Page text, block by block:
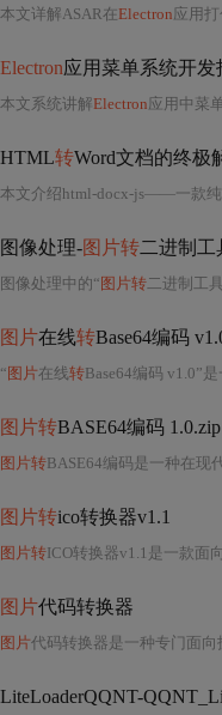
本文详解ASAR在Electron应用
Electron应用菜单系统开
本文系统讲解Electron应用中菜
HTML转Word文档的终极
图像处理-图片转二进制工
图像处理中的“ 图片转二进制工
图片在线转Base64编码
“ 图片在线转Base64编码 v1.0”
图片转BASE64编码 1.0.zip
图片转BASE64编码是一种在现
图片转ico转换器v1.1
图片转ICO转换器v1.1是一款面向Windows平台的轻量级本地化图形处理工具，其核心功能是将常见位图图像（如PNG、JPG、BMP、GIF等）批量或单张转换为标准Windows图标
图片代码转换器
图片代码转换器是一种专门面向技术人员设
LiteLoaderQQNT-